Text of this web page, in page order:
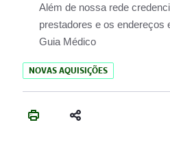
Além de nossa rede
prestadores e os endereços
Guia Médico
NOVAS AQUISIÇÕES